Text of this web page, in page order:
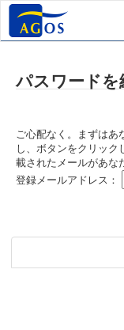
パスワードを
ご心配なく。まずはあ
し、ボタンをクリック
載されたメールがあな
登録メールアドレス：